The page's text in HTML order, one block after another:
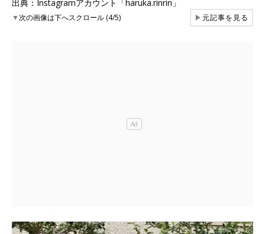
出典：Instagramアカウント「haruka.rinrin」
▼次の画像は下へスクロール (4/5) ▶元記事を見る